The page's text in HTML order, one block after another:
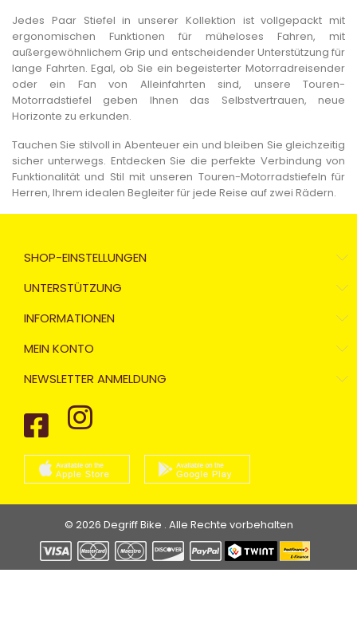
Jedes Paar Stiefel in unserer Kollektion ist vollgepackt mit
ergonomischen Funktionen für müheloses Fahren, mit
außergewöhnlichem Grip und entscheidender Unterstützung für
lange Fahrten. Egal, ob Sie ein begeisterter Motorradreisender
oder ein Fan von Alleinfahrten sind, unsere Touren-
Motorradstiefel geben Ihnen das Selbstvertrauen, neue
Horizonte zu erkunden.
Tauchen Sie stilvoll in Abenteuer ein und bleiben Sie gleichzeitig
sicher unterwegs. Entdecken Sie die perfekte Verbindung von
Funktionalität und Stil mit unseren Touren-Motorradstiefeln für
Herren, Ihrem idealen Begleiter für jede Reise auf zwei Rädern.
SHOP-EINSTELLUNGEN
UNTERSTÜTZUNG
INFORMATIONEN
MEIN KONTO
NEWSLETTER ANMELDUNG
© 2026 Degriff Bike . Alle Rechte vorbehalten